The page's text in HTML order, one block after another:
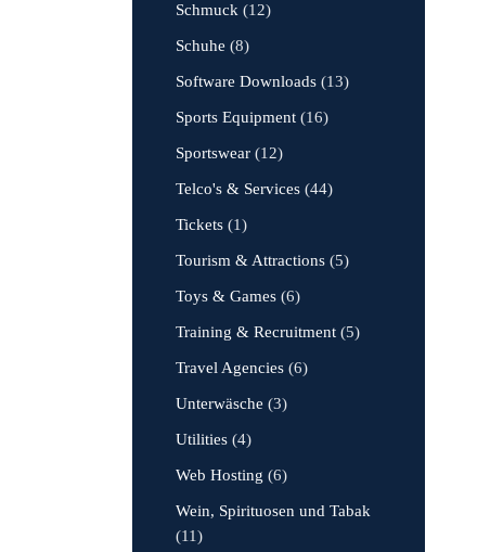
Schmuck (12)
Schuhe (8)
Software Downloads (13)
Sports Equipment (16)
Sportswear (12)
Telco's & Services (44)
Tickets (1)
Tourism & Attractions (5)
Toys & Games (6)
Training & Recruitment (5)
Travel Agencies (6)
Unterwäsche (3)
Utilities (4)
Web Hosting (6)
Wein, Spirituosen und Tabak
(11)